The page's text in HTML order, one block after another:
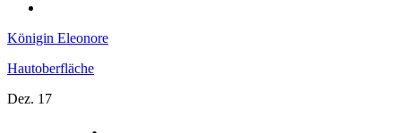
Königin Eleonore
Hautoberfläche
Dez. 17